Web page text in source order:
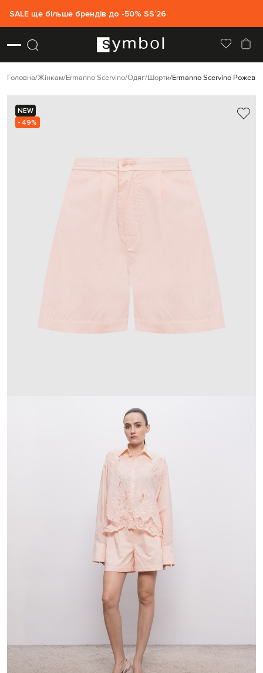
SALE ще більше брендів до -50% SS`26
Головна Жінкам Ermanno Scervino Одяг Шорти Ermanno Scervino Рожеві
NEW
- 49%